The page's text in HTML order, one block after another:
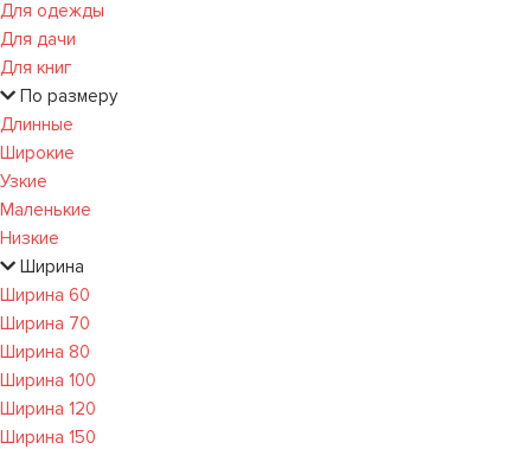
Для одежды
Для дачи
Для книг
По размеру
Длинные
Широкие
Узкие
Маленькие
Низкие
Ширина
Ширина 60
Ширина 70
Ширина 80
Ширина 100
Ширина 120
Ширина 150